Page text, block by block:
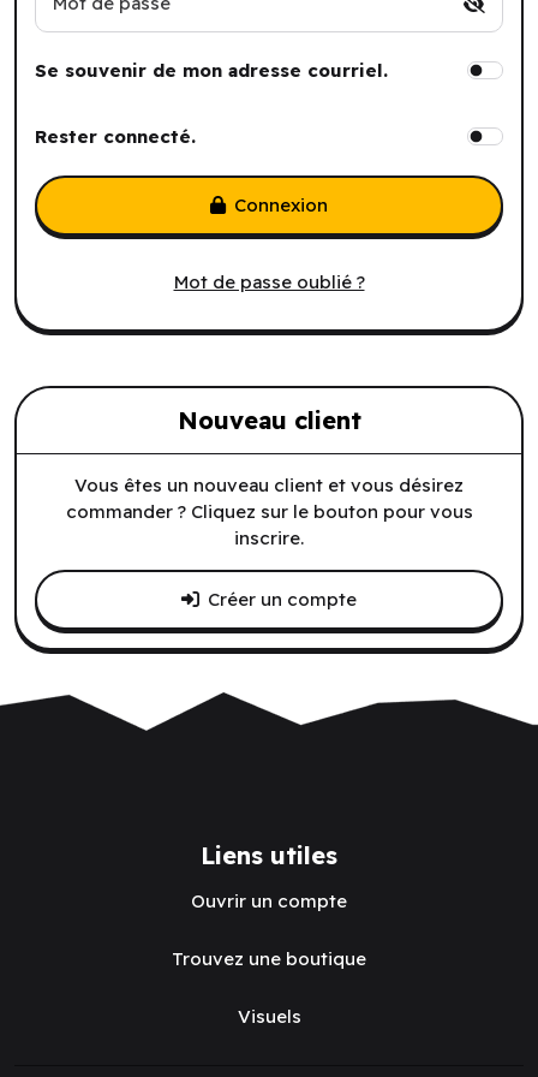
Se souvenir de mon adresse courriel.
Rester connecté.
Mot de passe oublié ?
Connexion
Nouveau client
Vous êtes un nouveau client et vous désirez
commander ? Cliquez sur le bouton pour vous
inscrire.
Créer un compte
Liens utiles
Ouvrir un compte
Trouvez une boutique
Visuels